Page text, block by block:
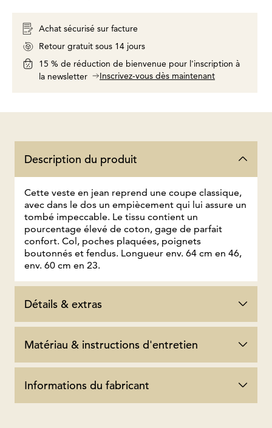
Achat sécurisé sur facture
Retour gratuit sous 14 jours
15 % de réduction de bienvenue pour l'inscription à
la newsletter
Inscrivez-vous dès maintenant
Description du produit
Cette veste en jean reprend une coupe classique,
avec dans le dos un empiècement qui lui assure un
tombé impeccable. Le tissu contient un
pourcentage élevé de coton, gage de parfait
confort. Col, poches plaquées, poignets
boutonnés et fendus. Longueur env. 64 cm en 46,
env. 60 cm en 23.
Détails & extras
Matériau & instructions d'entretien
Informations du fabricant